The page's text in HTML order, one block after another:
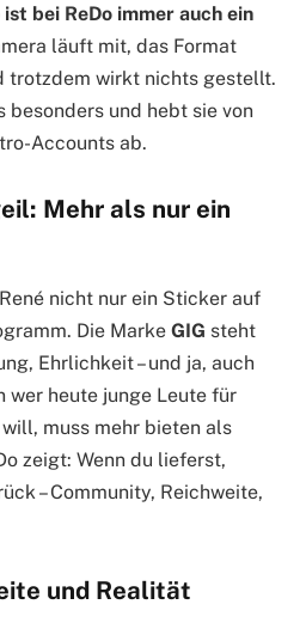
bei ReDo immer auch ein
läuft mit, das Format
trotzdem wirkt nichts gestellt.
besonders und hebt sie von
Accounts ab.
Mehr als nur ein
nicht nur ein Sticker auf
Die Marke GIG steht
Ehrlichkeit – und ja, auch
wer heute junge Leute für
muss mehr bieten als
zeigt: Wenn du lieferst,
– Community, Reichweite,
und Realität